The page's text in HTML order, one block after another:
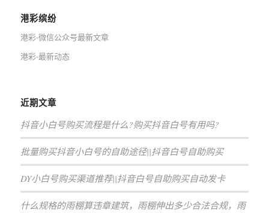
港彩缤纷
港彩-微信公众号最新文章
港彩-最新动态
近期文章
抖音小白号购买流程是什么?购买抖音白号有用吗?
批量购买抖音小白号的自助途径||抖音白号自助购买
DY小白号购买渠道推荐||抖音白号自助购买自动发卡
什么规格的雨棚算违章建筑，雨棚伸出多少合法合规，雨